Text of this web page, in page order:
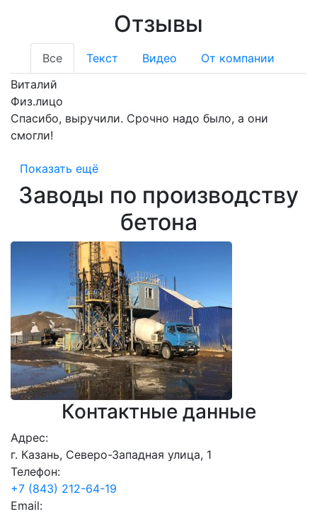
Отзывы
Все Текст Видео
От компании
Виталий
Физ.лицо
Спасибо, выручили. Срочно надо было, а они
смогли!
Показать ещё
Заводы по производству
бетона
Контактные данные
Адрес:
г. Казань, Северо-Западная улица, 1
Телефон:
+7 (843) 212-64-19
Email: